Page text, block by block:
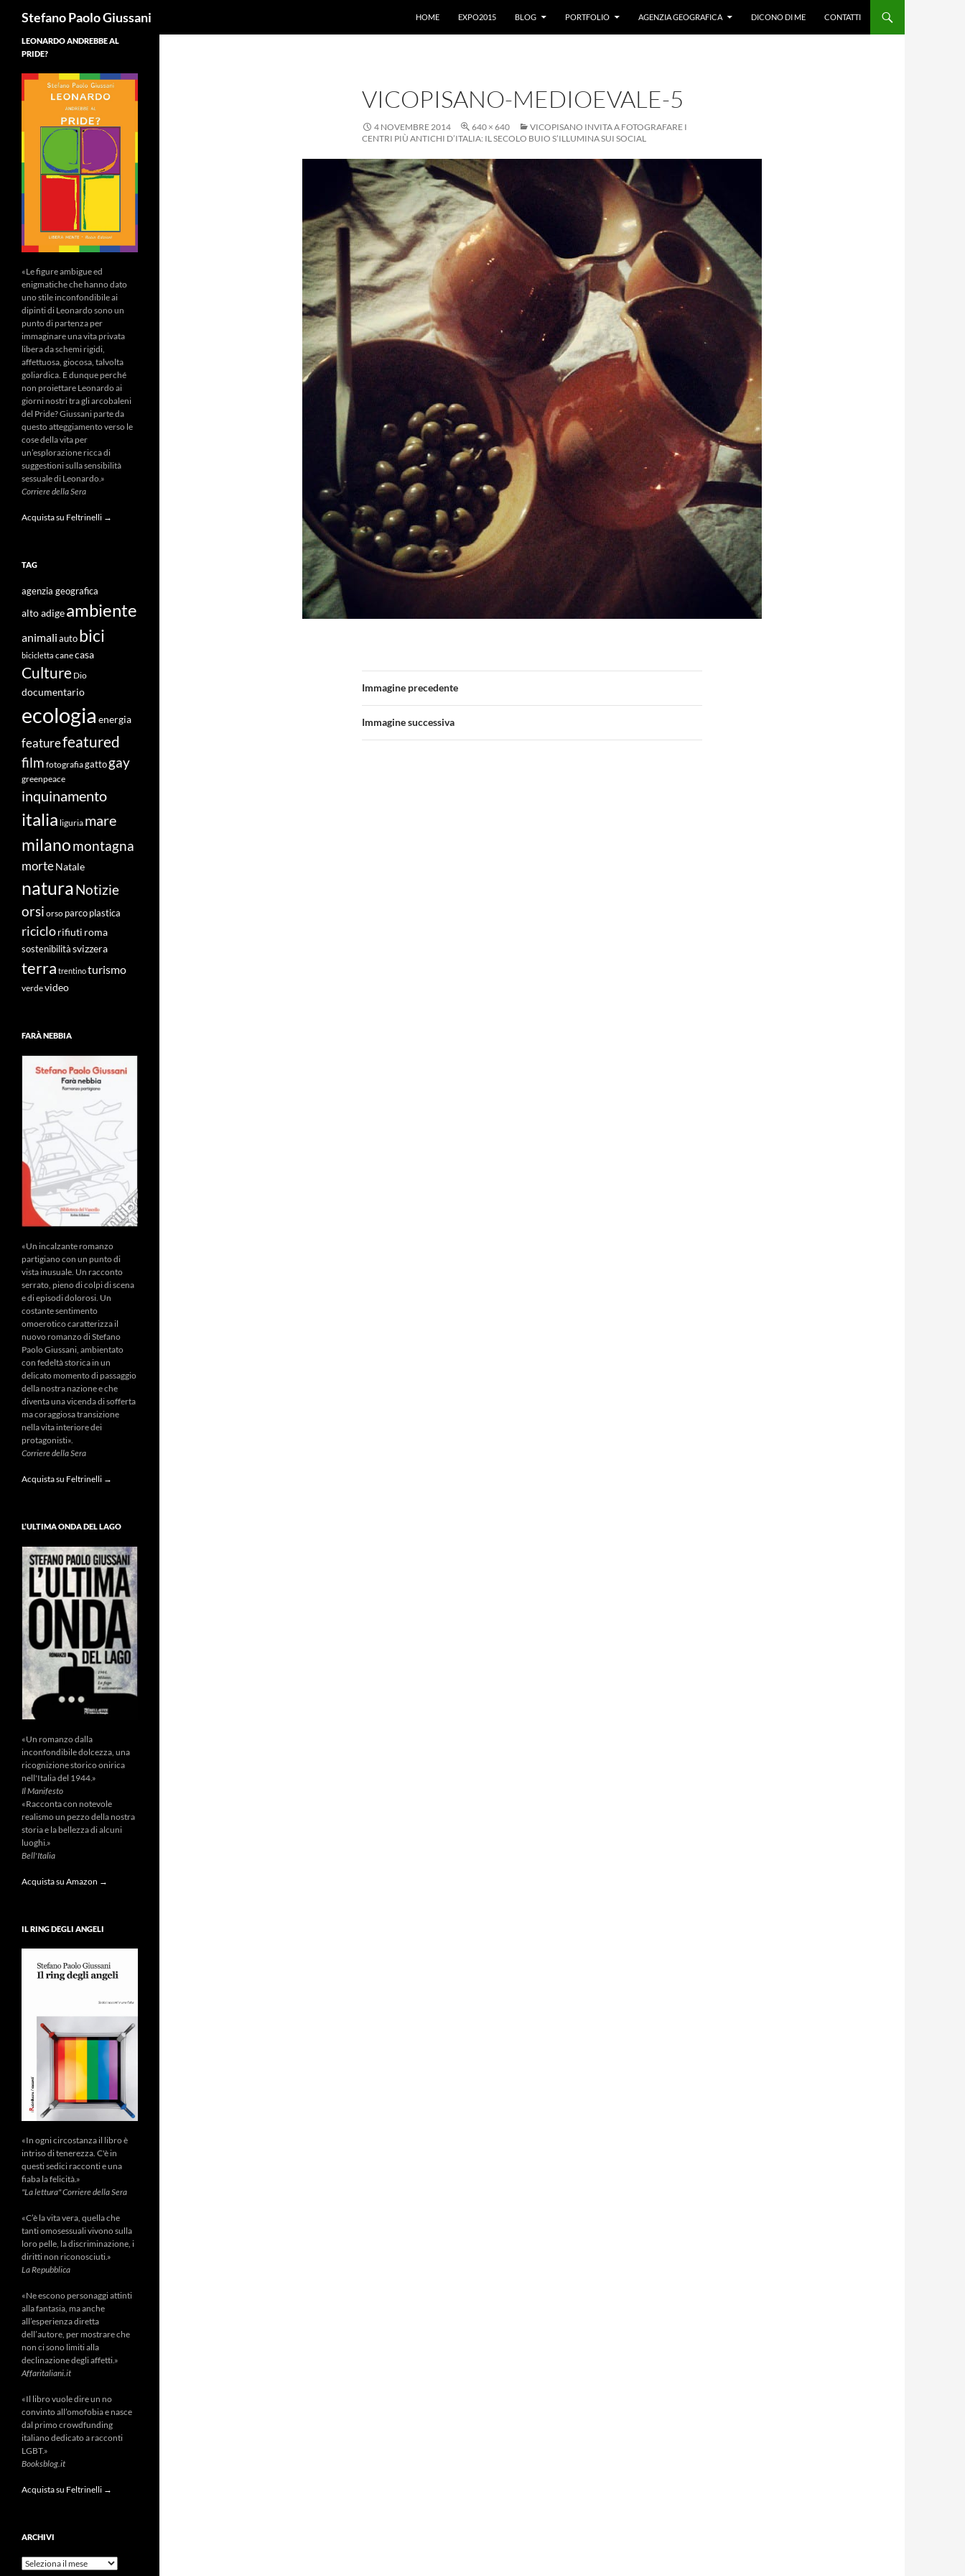
Stefano Paolo Giussani
HOME
EXPO2015 BLOG PORTFOLIO AGENZIA GEOGRAFICA DICONO DI ME CONTATTI
VICOPISANO-MEDIOEVALE-5
4 NOVEMBRE 2014 640 × 640
VICOPISANO INVITA A FOTOGRAFARE I
CENTRI PIÙ ANTICHI D’ITALIA: IL SECOLO BUIO S’ILLUMINA SUI SOCIAL
Immagine precedente
Immagine successiva
LEONARDO ANDREBBE AL
PRIDE?
«Le figure ambigue ed
enigmatiche che hanno dato
uno stile inconfondibile ai
dipinti di Leonardo sono un
punto di partenza per
immaginare una vita privata
libera da schemi rigidi,
affettuosa, giocosa, talvolta
goliardica. E dunque perché
non proiettare Leonardo ai
giorni nostri tra gli arcobaleni
del Pride? Giussani parte da
questo atteggiamento verso le
cose della vita per
un’esplorazione ricca di
suggestioni sulla sensibilità
sessuale di Leonardo.»
Corriere della Sera
Acquista su Feltrinelli →
TAG
agenzia geografica
alto adigeambiente
animali auto bici
bicicletta canecasa
Culture Dio
documentario
ecologia energia
featurefeatured
film fotografiagatto gay
greenpeace
inquinamento
italia liguria mare
milanomontagna
morteNatale
naturaNotizie
orsi orso parco plastica
riciclorifiuti roma
sostenibilità svizzera
terra trentinoturismo
verdevideo
FARÀ NEBBIA
«Un incalzante romanzo
partigiano con un punto di
vista inusuale. Un racconto
serrato, pieno di colpi di scena
e di episodi dolorosi. Un
costante sentimento
omoerotico caratterizza il
nuovo romanzo di Stefano
Paolo Giussani, ambientato
con fedeltà storica in un
delicato momento di passaggio
della nostra nazione e che
diventa una vicenda di sofferta
ma coraggiosa transizione
nella vita interiore dei
protagonisti».
Corriere della Sera
Acquista su Feltrinelli →
L’ULTIMA ONDA DEL LAGO
«Un romanzo dalla
inconfondibile dolcezza, una
ricognizione storico onirica
nell'Italia del 1944.»
Il Manifesto
«Racconta con notevole
realismo un pezzo della nostra
storia e la bellezza di alcuni
luoghi.»
Bell'Italia
Acquista su Amazon →
IL RING DEGLI ANGELI
«In ogni circostanza il libro è
intriso di tenerezza. C'è in
questi sedici racconti e una
fiaba la felicità.»
"La lettura" Corriere della Sera
«C’è la vita vera, quella che
tanti omosessuali vivono sulla
loro pelle, la discriminazione, i
diritti non riconosciuti.»
La Repubblica
«Ne escono personaggi attinti
alla fantasia, ma anche
all’esperienza diretta
dell’autore, per mostrare che
non ci sono limiti alla
declinazione degli affetti.»
Affaritaliani.it
«Il libro vuole dire un no
convinto all’omofobia e nasce
dal primo crowdfunding
italiano dedicato a racconti
LGBT.»
Booksblog.it
Acquista su Feltrinelli →
ARCHIVI
Archivi